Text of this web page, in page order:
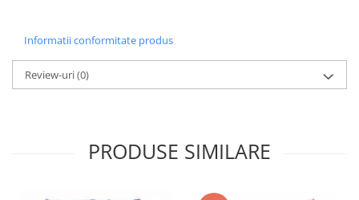
Informatii conformitate produs
Review-uri(0)
PRODUSE SIMILARE